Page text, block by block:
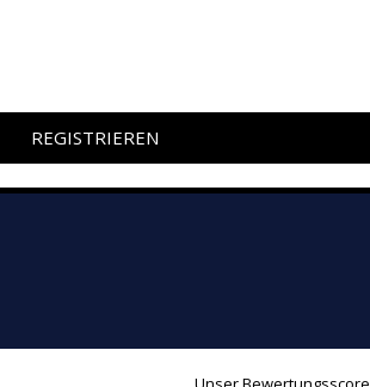
REGISTRIEREN